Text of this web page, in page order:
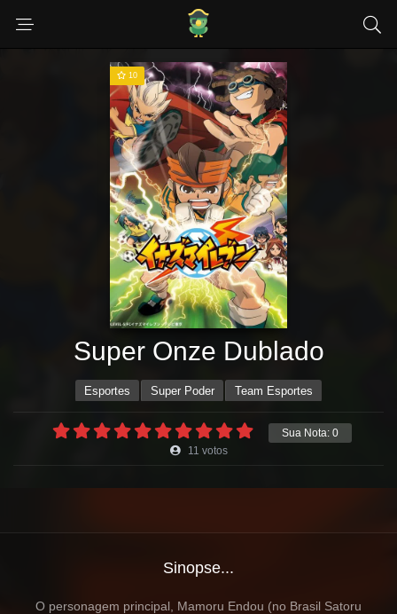
10
Super Onze Dublado
Esportes Super Poder Team Esportes
Sua Nota: 0
11 votos
Sinopse...
O personagem principal, Mamoru Endou (no Brasil Satoru